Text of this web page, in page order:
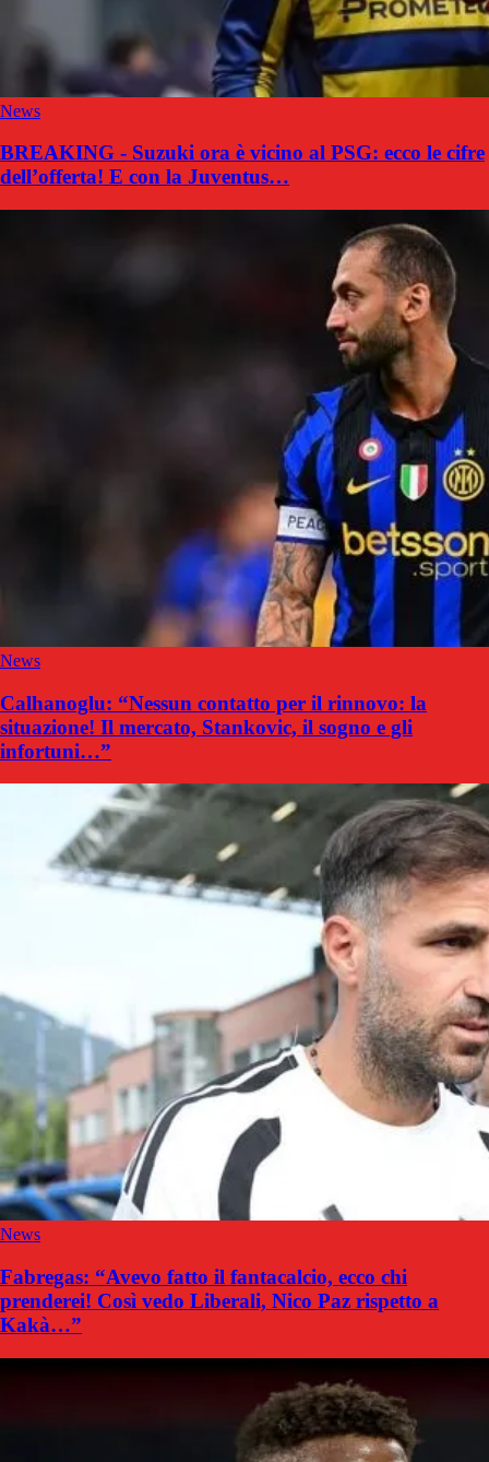
News
BREAKING - Suzuki ora è vicino al PSG: ecco le cifre
dell’offerta! E con la Juventus…
News
Calhanoglu: “Nessun contatto per il rinnovo: la
situazione! Il mercato, Stankovic, il sogno e gli
infortuni…”
News
Fabregas: “Avevo fatto il fantacalcio, ecco chi
prenderei! Così vedo Liberali, Nico Paz rispetto a
Kakà…”